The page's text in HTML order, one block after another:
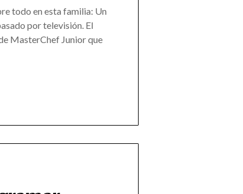
todo en esta familia: Un
por televisión. El
MasterChef Junior que